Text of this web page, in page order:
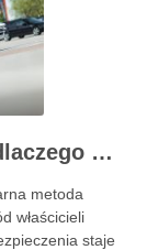
Zalety oklejania folią PPF – dlaczego warto zainwestować w ochronę lakieru?
metoda
właścicieli
staje